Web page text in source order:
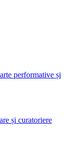
performative și
și curatoriere